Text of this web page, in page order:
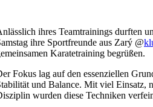
ihres Teamtrainings durften
ihre Sportfreunde aus Zarý @
Karatetraining begrüßen.
Fokus lag auf den essenziellen
und Balance. Mit viel Einsatz,
wurden diese Techniken